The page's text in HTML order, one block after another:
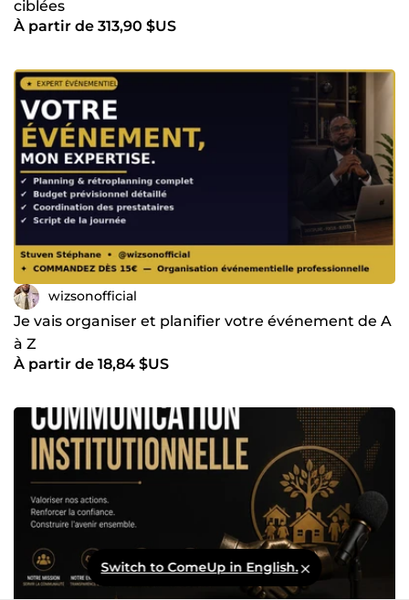
ciblées
À partir de 313,90 $US
wizsonofficial
Je vais organiser et planifier votre événement de A
à Z
À partir de 18,84 $US
Switch to ComeUp in English.